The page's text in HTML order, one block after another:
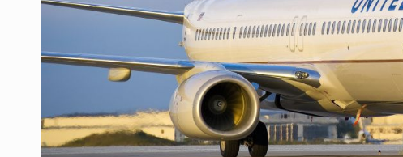
OUR EDGE WILL COME FROM BEING THE MOST
INTERVIURI COFFEE IS OUR LOVE LANGUAGE
Hard Enduro Piatra Craiului 2026, fueled by
STIRI Fondul de investitii BoldMind si echipa de